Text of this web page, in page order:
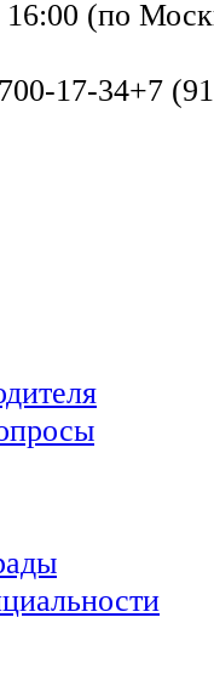
16:00 (по
17-34+7